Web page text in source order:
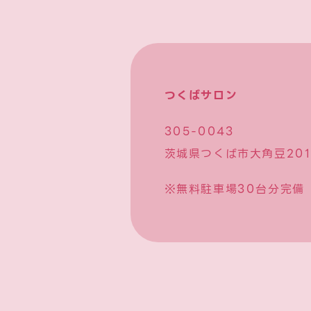
つくばサロン
305-0043
茨城県つくば市大角豆
※無料駐車場30台分完備